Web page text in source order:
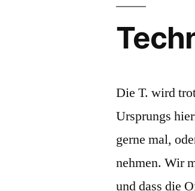
Die T. wird
Ursprungs
gerne mal,
nehmen. Wir
und dass die